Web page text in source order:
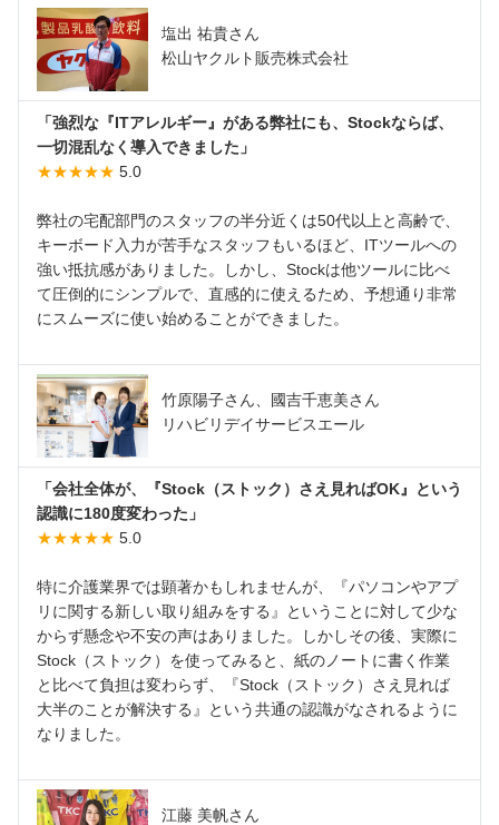
塩出 祐貴さん
松山ヤクルト販売株式会社
「強烈な『ITアレルギー』がある弊社にも、Stockならば、
一切混乱なく導入できました」
★★★★★ 5.0
弊社の宅配部門のスタッフの半分近くは50代以上と高齢で、
キーボード入力が苦手なスタッフもいるほど、ITツールへの
強い抵抗感がありました。しかし、Stockは他ツールに比べ
て圧倒的にシンプルで、直感的に使えるため、予想通り非常
にスムーズに使い始めることができました。
竹原陽子さん、國吉千恵美さん
リハビリデイサービスエール
「会社全体が、『Stock（ストック）さえ見ればOK』という
認識に180度変わった」
★★★★★ 5.0
特に介護業界では顕著かもしれませんが、『パソコンやアプ
リに関する新しい取り組みをする』ということに対して少な
からず懸念や不安の声はありました。しかしその後、実際に
Stock（ストック）を使ってみると、紙のノートに書く作業
と比べて負担は変わらず、『Stock（ストック）さえ見れば
大半のことが解決する』という共通の認識がなされるように
なりました。
江藤 美帆さん